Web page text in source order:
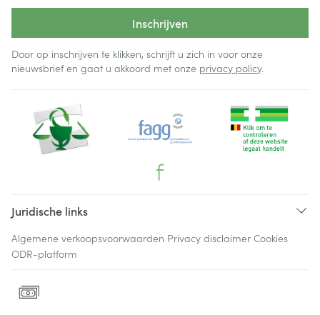
Inschrijven
Door op inschrijven te klikken, schrijft u zich in voor onze
nieuwsbrief en gaat u akkoord met onze privacy policy.
Juridische links
Algemene verkoopsvoorwaarden Privacy disclaimer Cookies
ODR-platform